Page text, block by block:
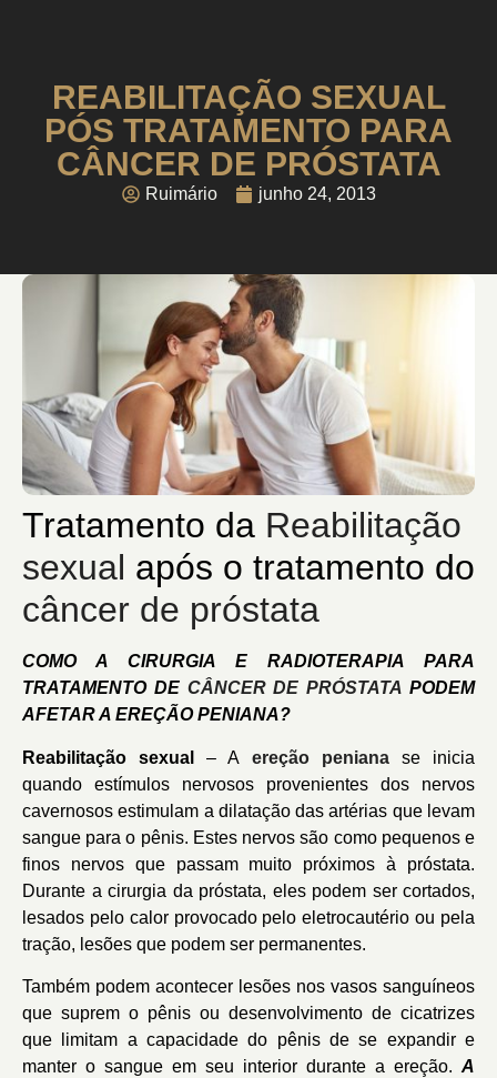
REABILITAÇÃO SEXUAL
PÓS TRATAMENTO PARA
CÂNCER DE PRÓSTATA
Ruimário junho 24, 2013
Tratamento da Reabilitação
sexual após o tratamento do
câncer de próstata
COMO A CIRURGIA E RADIOTERAPIA PARA
TRATAMENTO DE CÂNCER DE PRÓSTATA PODEM
AFETAR A EREÇÃO PENIANA?
Reabilitação sexual – A ereção penianase inicia
quando estímulos nervosos provenientes dos nervos
cavernosos estimulam a dilatação das artérias que levam
sangue para o pênis. Estes nervos são como pequenos e
finos nervos que passam muito próximos à próstata.
Durante a cirurgia da próstata, eles podem ser cortados,
lesados pelo calor provocado pelo eletrocautério ou pela
tração, lesões que podem ser permanentes.
Também podem acontecer lesões nos vasos sanguíneos
que suprem o pênis ou desenvolvimento de cicatrizes
que limitam a capacidade do pênis de se expandir e
manter o sangue em seu interior durante a ereção. A